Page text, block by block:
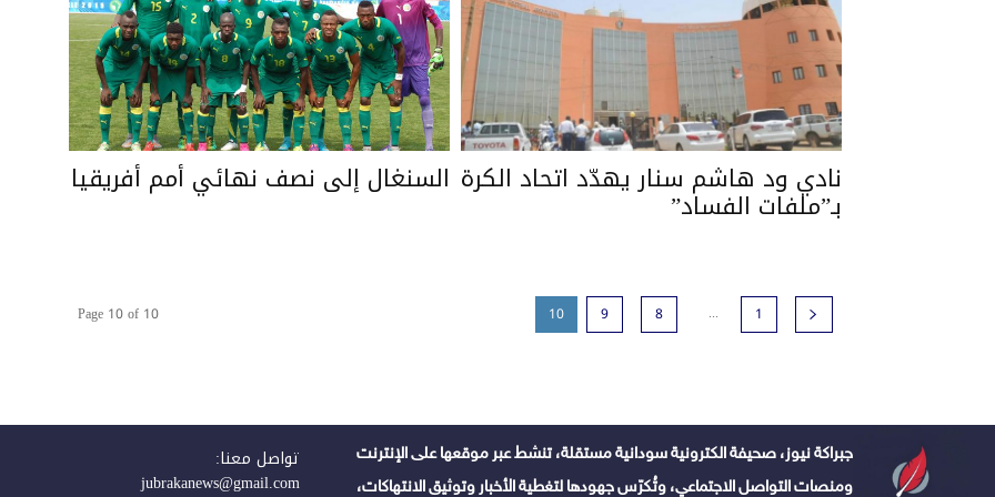
نادي ود هاشم سنار يهدّد اتحاد الكرة
بـ”ملفات الفساد”
السنغال إلى نصف نهائي أمم أفريقيا
1
...
8
9
10
Page 10 of 10
جبراكة نيوز، صحيفة الكترونية سودانية مستقلة، تنشط عبر موقعها على الإنترنت
ومنصات التواصل الاجتماعي، وتُكرّس جهودها لتغطية الأخبار وتوثيق الانتهاكات،
تواصل معنا:
jubrakanews@gmail.com